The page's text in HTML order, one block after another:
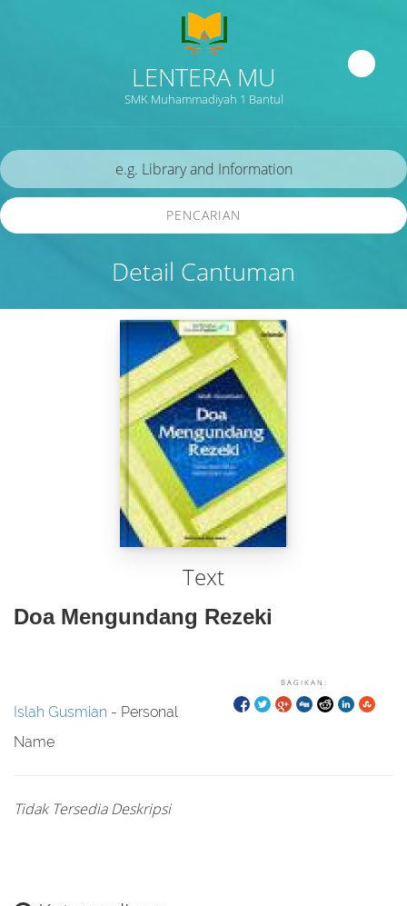
LENTERA MU
SMK Muhammadiyah 1 Bantul
Detail Cantuman
PENCARIAN
Text
Doa Mengundang Rezeki
BAGIKAN:
Islah Gusmian - Personal
Name
Tidak Tersedia Deskripsi